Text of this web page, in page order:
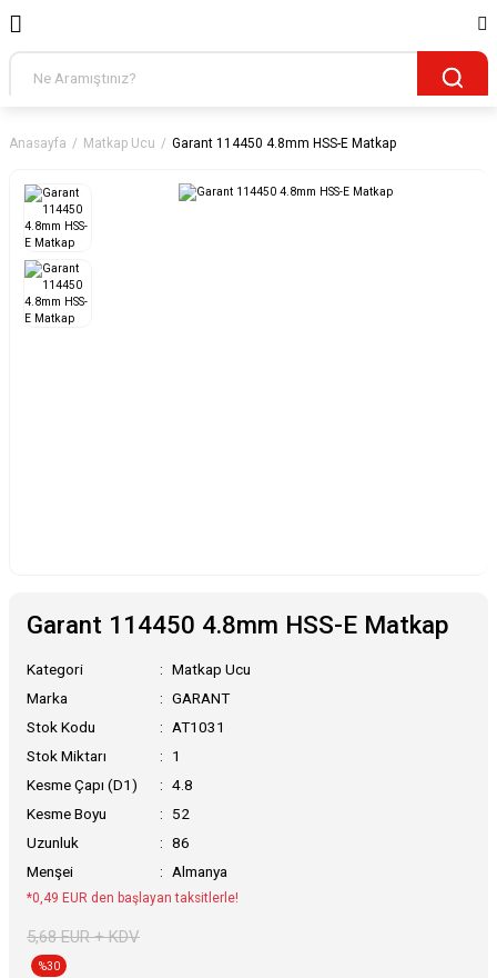
Anasayfa Matkap Ucu Garant 114450 4.8mm HSS-E Matkap
Garant 114450 4.8mm HSS-E Matkap
Kategori
Matkap Ucu
Marka
GARANT
Stok Kodu
AT1031
Stok Miktarı
1
Kesme Çapı (D1)
4.8
Kesme Boyu
52
Uzunluk
86
Menşei
Almanya
*0,49 EUR den başlayan taksitlerle!
5,68 EUR + KDV
%30